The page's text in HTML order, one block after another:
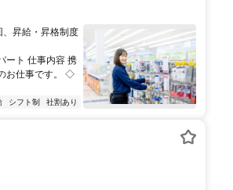
昇給・昇格制度
ート 仕事内容 携
お仕事です。 ◇
シフト制 社割あり